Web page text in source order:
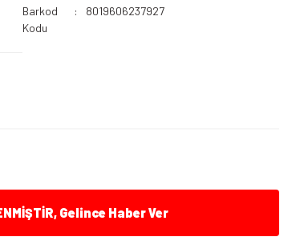
Barkod
Kodu
8019606237927
Gelince Haber Ver